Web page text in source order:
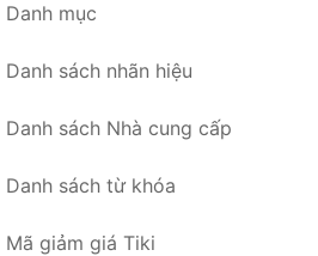
Danh mục
Danh sách nhãn hiệu
Danh sách Nhà cung cấp
Danh sách từ khóa
Mã giảm giá Tiki